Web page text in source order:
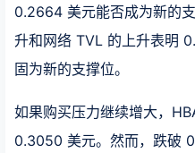
0.2664 美元能否成为新的
升和网络 TVL 的上升表明
固为新的支撑位。
如果购买压力继续增大，
0.3050 美元。然而，跌破